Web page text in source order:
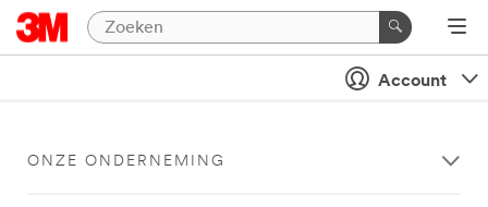
Account
ONZE ONDERNEMING